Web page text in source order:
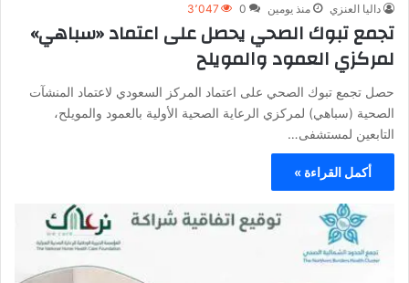
داليا العنزي منذ يومين 0 3٬047
تجمع تبوك الصحي يحصل على اعتماد «سباهي»
لمركزي العمود والمويلح
حصل تجمع تبوك الصحي على اعتماد المركز السعودي لاعتماد المنشآت
الصحية (سباهي) لمركزي الرعاية الصحية الأولية بالعمود والمويلح،
التابعين لمستشفى…
أكمل القراءة »